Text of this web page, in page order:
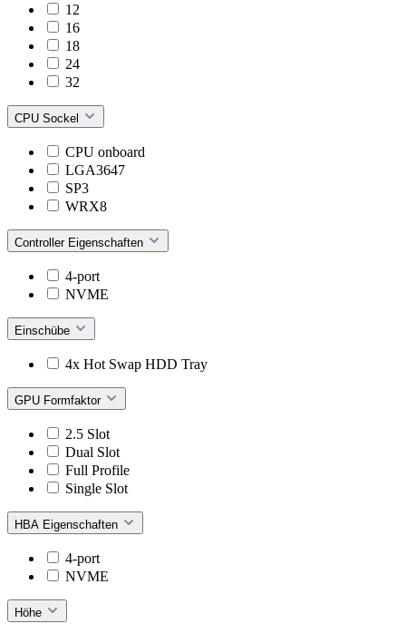
12
16
18
24
32
CPU Sockel
CPU onboard
LGA3647
SP3
WRX8
Controller Eigenschaften
4-port
NVME
Einschübe
4x Hot Swap HDD Tray
GPU Formfaktor
2.5 Slot
Dual Slot
Full Profile
Single Slot
HBA Eigenschaften
4-port
NVME
Höhe